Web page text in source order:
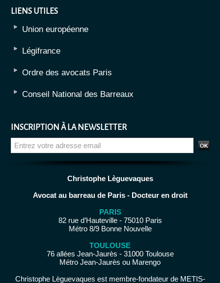
LIENS UTILES
Union européenne
Légifrance
Ordre des avocats Paris
Conseil National des Barreaux
INSCRIPTION À LA NEWSLETTER
Christophe Lèguevaques
Avocat au barreau de Paris - Docteur en droit
PARIS
82 rue d’Hauteville - 75010 Paris
Métro 8/9 Bonne Nouvelle
TOULOUSE
76 allées Jean-Jaurès - 31000 Toulouse
Métro Jean-Jaurès ou Marengo
Christophe Lèguevaques est membre-fondateur de METIS-